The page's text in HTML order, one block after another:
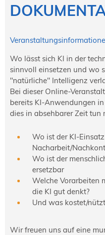
NORDIC TechKomm Kopenhagen
23.-24. September 2026
10.-12. November, 2026 in Stuttgart
Mitglied werden
Expertenrat
Publikationen
Stellenangebote
Dienstleister
Regionalgruppen
Downloadbereich
Wo lässt sich KI in der
sinnvoll einsetzen und wo
"natürliche" Intelligenz
Bei dieser Online-
bereits KI-Anwendungen
dies in absehbarer Zeit tun
Wo ist der KI-
Nacharbeit/
Wo ist der
ersetzbar
Welche Vorarbeiten
die KI gut denkt?
Und was kostet/
Wir freuen uns auf eine